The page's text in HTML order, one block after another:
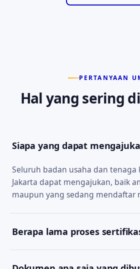
PERTANYAAN
Hal yang sering
Siapa yang dapat
Seluruh badan usaha dan tenaga
Jakarta dapat mengajukan, baik
maupun yang sedang mendaftar
Berapa lama proses